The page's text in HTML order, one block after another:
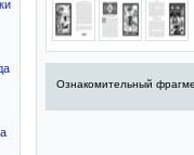
Ознакомительный